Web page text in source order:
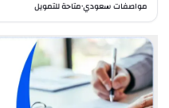
مواصفات سعودي•متاحة للتمويل